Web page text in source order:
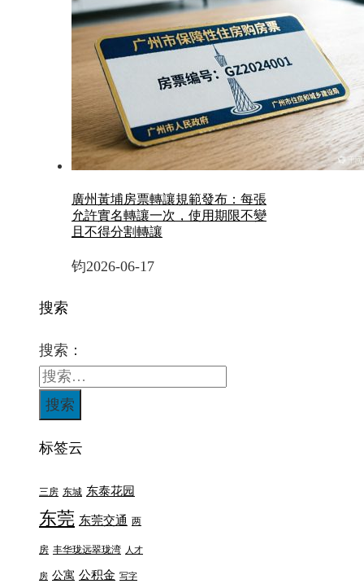
廣州黃埔房票轉讓規範發布：每張
允許實名轉讓一次，使用期限不變
且不得分割轉讓
钧2026-06-17
搜索
搜索：
标签云
三房 东城 东泰花园
东莞 东莞交通 两
房 丰华珑远翠珑湾 人才
房 公寓 公积金 写字